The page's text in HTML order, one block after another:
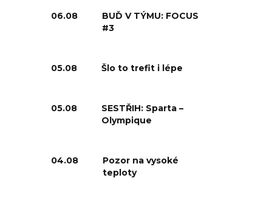
06.08
BUĎ V TÝMU: FOCUS
#3
05.08 Šlo to trefit i lépe
05.08
SESTŘIH: Sparta –
Olympique
04.08
Pozor na vysoké
teploty